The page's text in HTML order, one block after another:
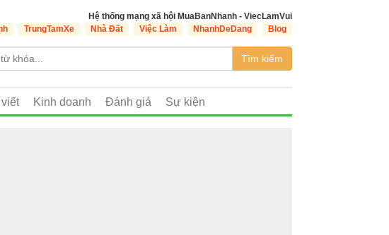
Hệ thống mạng xã hội MuaBanNhanh - ViecLamVui
TrungTamXe Nhà Đất Việc Làm NhanhDeDang Blog
Tìm kiếm
Kinh doanh Đánh giá Sự kiện